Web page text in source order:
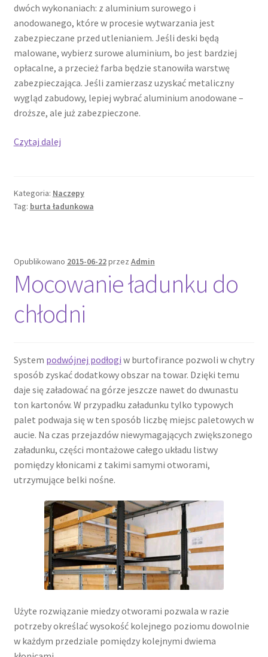
dwóch wykonaniach: z aluminium surowego i
anodowanego, które w procesie wytwarzania jest
zabezpieczane przed utlenianiem. Jeśli deski będą
malowane, wybierz surowe aluminium, bo jest bardziej
opłacalne, a przecież farba będzie stanowiła warstwę
zabezpieczająca. Jeśli zamierzasz uzyskać metaliczny
wygląd zabudowy, lepiej wybrać aluminium anodowane –
droższe, ale już zabezpieczone.
Czytaj dalejRemont
Kategoria: Naczepy
Tag: burta ładunkowa
Opublikowano 2015-06-22przez Admin
Mocowanie ładunku do
chłodni
System podwójnej podłogi w burtofirance pozwoli w chytry
sposób zyskać dodatkowy obszar na towar. Dzięki temu
daje się załadować na górze jeszcze nawet do dwunastu
ton kartonów. W przypadku załadunku tylko typowych
palet podwaja się w ten sposób liczbę miejsc paletowych w
aucie. Na czas przejazdów niewymagających zwiększonego
załadunku, części montażowe całego układu listwy
pomiędzy kłonicami z takimi samymi otworami,
utrzymujące belki nośne.
Użyte rozwiązanie miedzy otworami pozwala w razie
potrzeby określać wysokość kolejnego poziomu dowolnie
w każdym przedziale pomiędzy kolejnymi dwiema